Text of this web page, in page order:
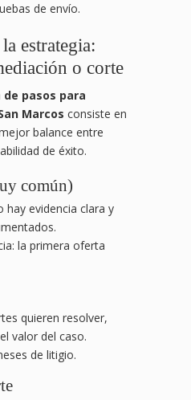
de envío.
estrategia:
o corte
de pasos para
Marcos consiste en
balance entre
de éxito.
común)
hay evidencia clara y
la primera oferta
quieren resolver,
valor del caso.
de litigio.